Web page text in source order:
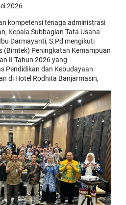
2026
kompetensi tenaga administrasi
Kepala Subbagian Tata Usaha
Darmayanti, S.Pd mengikuti
(Bimtek) Peningkatan Kemampuan
II Tahun 2026 yang
Pendidikan dan Kebudayaan
di Hotel Rodhita Banjarmasin,